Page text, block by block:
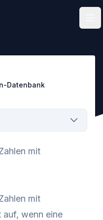
Datenbank
mit
mit
auf, wenn eine